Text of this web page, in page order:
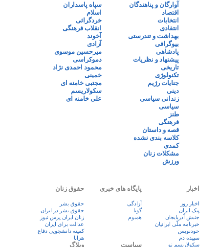
آوارگان و پناهندگان
اقتصاد
انتخابات
انتقادی
بهداشت و تندرستی
بیوگرافی
پادشاهی
پیشنهاد و نظریات
تاریخی
تکنولوژی
جنایات رژیم
دینی
زندانی سیاسی
سیاسی
طنز
فرهنگی
قصه و داستان
کلاسه بندی نشده
کمدی
مشکلات زنان
ورزش
سپاه پاسداران
اسلام
خردگرائی
انقلاب فرهنگی
آخوند
آزادی
میرحسین موسوی
دموکراسی
محمود احمدی نژاد
خمینی
مجتبی خامنه ای
سکولاریسم
علی خامنه ای
اخبار
اخبار روز
پيک ايران
جنبش آذربایجان
خبرنامه ملّی ایرانیان
خودنویس
سپیده دم
سکولاریسم نو
پایگاه های خبری
آزادگی
گویا
همبوم
حقوق زنان
حقوق بشر
حقوق بشر در ایران
زنان ايران پرس نيوز
عدالت برای ایران
کمیته دانشجویی دفاع
هرانا
سیاست وبلاگ